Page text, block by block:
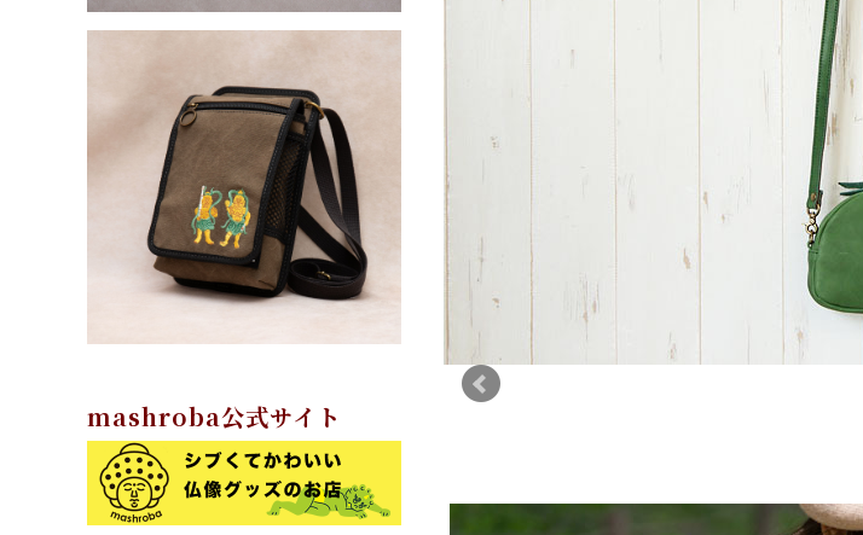
mashroba公式サイト